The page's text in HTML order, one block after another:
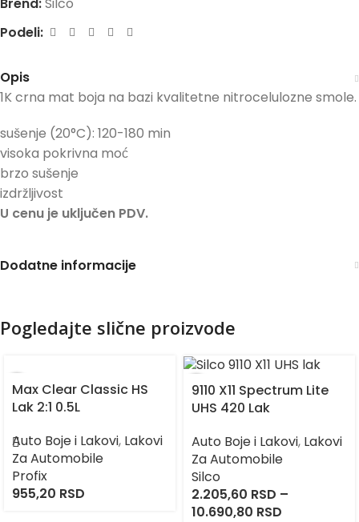
Brend:Silco
Podeli:
Opis
1K crna mat boja na bazi kvalitetne nitrocelulozne smole.
sušenje (20°C): 120-180 min
visoka pokrivna moć
brzo sušenje
izdržljivost
U cenu je uključen PDV.
Dodatne informacije
Pogledajte slične proizvode
Max Clear Classic HS
Lak 2:1 0.5L
Auto Boje i Lakovi, Lakovi
Za Automobile
Profix
955,20 RSD
9110 X11 Spectrum Lite
UHS 420 Lak
Auto Boje i Lakovi, Lakovi
Za Automobile
Silco
2.205,60 RSD –
10.690,80 RSD